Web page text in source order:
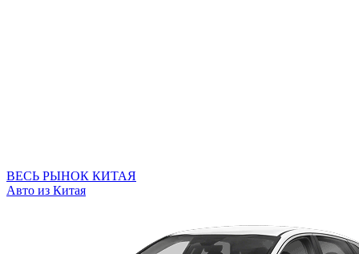
ВЕСЬ РЫНОК КИТАЯ
Авто из Китая